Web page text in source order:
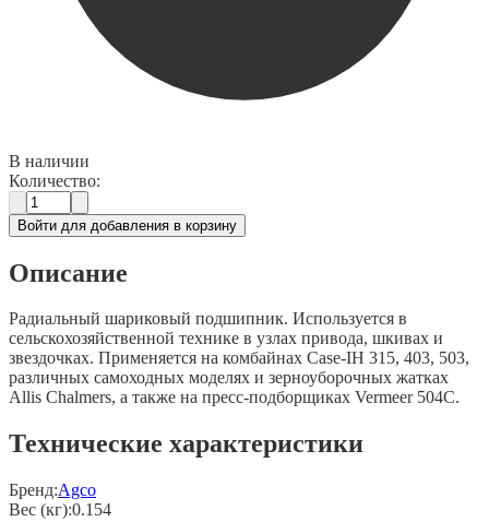
В наличии
Количество:
Войти для добавления в корзину
Описание
Радиальный шариковый подшипник. Используется в
сельскохозяйственной технике в узлах привода, шкивах и
звездочках. Применяется на комбайнах Case-IH 315, 403, 503,
различных самоходных моделях и зерноуборочных жатках
Allis Chalmers, а также на пресс-подборщиках Vermeer 504C.
Технические характеристики
Бренд:Agco
Вес (кг):0.154